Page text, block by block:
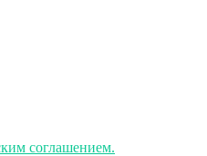
соглашением.